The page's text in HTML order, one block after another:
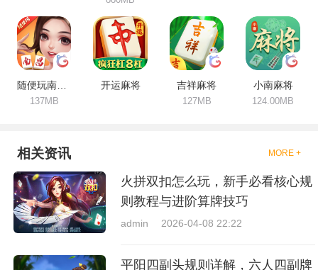
随便玩南昌麻将
137MB
开运麻将 吉祥麻将
127MB
小南麻将
124.00MB
相关资讯 MORE +
火拼双扣怎么玩，新手必看核心规
则教程与进阶算牌技巧
admin 2026-04-08 22:22
平阳四副头规则详解，六人四副牌